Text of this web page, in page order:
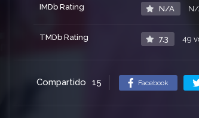
IMDb Rating N/A N/
TMDb Rating 7.3 49
Compartido 15 Facebook